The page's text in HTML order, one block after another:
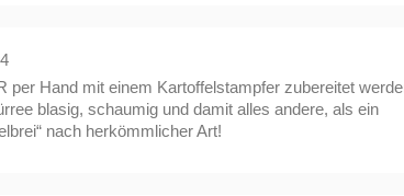
per Hand mit einem Kartoffelstampfer zubereitet
blasig, schaumig und damit alles andere, als ein
nach herkömmlicher Art!